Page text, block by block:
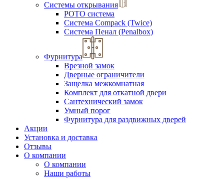
Системы открывания
РОТО система
Система Compack (Twice)
Система Пенал (Penalbox)
Фурнитура
Врезной замок
Дверные ограничители
Защелка межкомнатная
Комплект для откатной двери
Сантехнический замок
Умный порог
Фурнитура для раздвижных дверей
Акции
Установка и доставка
Отзывы
О компании
О компании
Наши работы